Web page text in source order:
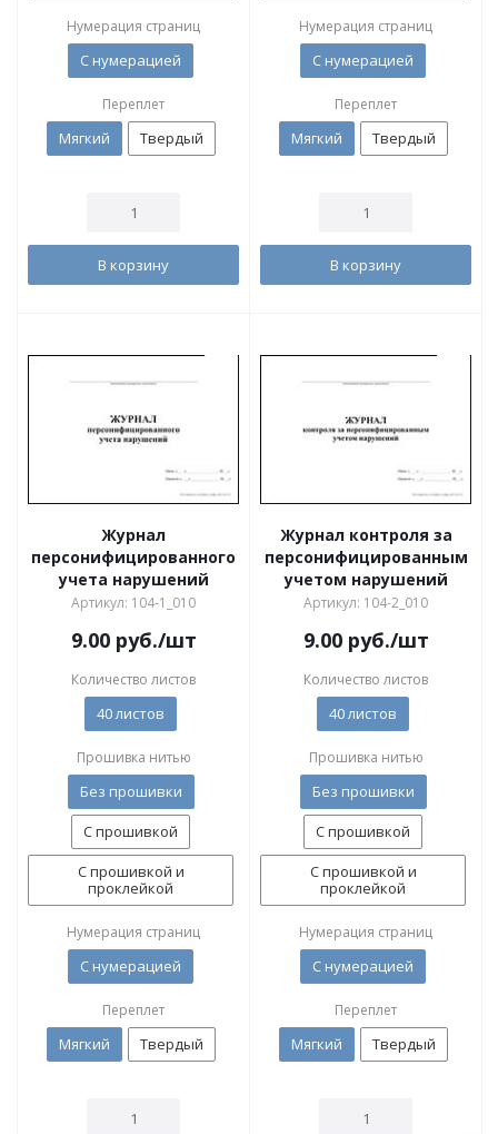
Нумерация страниц
С нумерацией
Переплет
Мягкий Твердый
В корзину
Нумерация страниц
С нумерацией
Переплет
Мягкий Твердый
В корзину
Журнал
персонифицированного
учета нарушений
Артикул: 104-1_010
9.00руб./шт
Количество листов
40 листов
Прошивка нитью
Без прошивки
С прошивкой
С прошивкой и
проклейкой
Нумерация страниц
С нумерацией
Переплет
Мягкий Твердый
Журнал контроля за
персонифицированным
учетом нарушений
Артикул: 104-2_010
9.00руб./шт
Количество листов
40 листов
Прошивка нитью
Без прошивки
С прошивкой
С прошивкой и
проклейкой
Нумерация страниц
С нумерацией
Переплет
Мягкий Твердый